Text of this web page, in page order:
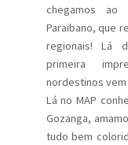
chegamos ao
Paraibano, que
regionais! Lá
primeira
nordestinos
Lá no MAP
Gozanga,
tudo bem